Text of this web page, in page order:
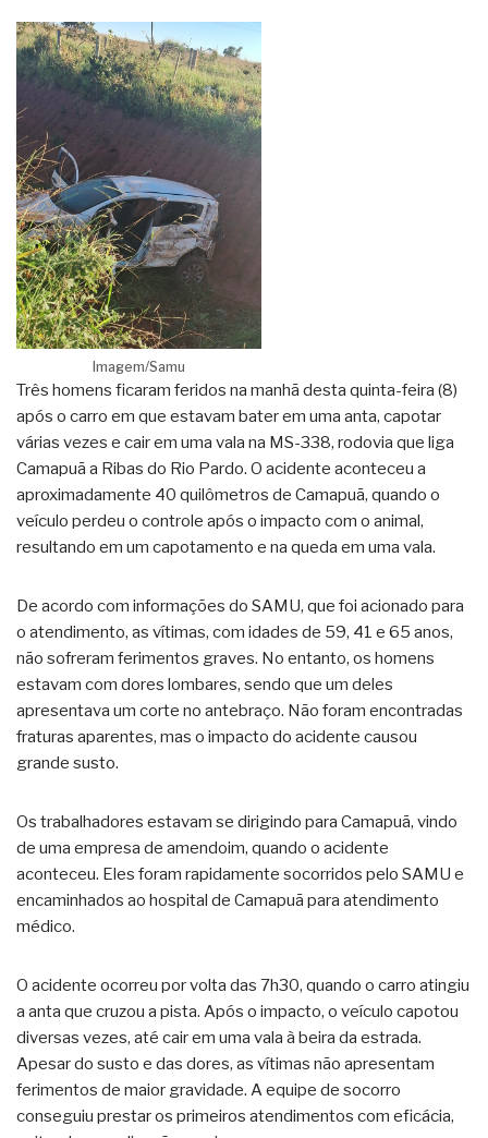
Imagem/Samu
Três homens ficaram feridos na manhã desta quinta-feira (8)
após o carro em que estavam bater em uma anta, capotar
várias vezes e cair em uma vala na MS-338, rodovia que liga
Camapuã a Ribas do Rio Pardo. O acidente aconteceu a
aproximadamente 40 quilômetros de Camapuã, quando o
veículo perdeu o controle após o impacto com o animal,
resultando em um capotamento e na queda em uma vala.
De acordo com informações do SAMU, que foi acionado para
o atendimento, as vítimas, com idades de 59, 41 e 65 anos,
não sofreram ferimentos graves. No entanto, os homens
estavam com dores lombares, sendo que um deles
apresentava um corte no antebraço. Não foram encontradas
fraturas aparentes, mas o impacto do acidente causou
grande susto.
Os trabalhadores estavam se dirigindo para Camapuã, vindo
de uma empresa de amendoim, quando o acidente
aconteceu. Eles foram rapidamente socorridos pelo SAMU e
encaminhados ao hospital de Camapuã para atendimento
médico.
O acidente ocorreu por volta das 7h30, quando o carro atingiu
a anta que cruzou a pista. Após o impacto, o veículo capotou
diversas vezes, até cair em uma vala à beira da estrada.
Apesar do susto e das dores, as vítimas não apresentam
ferimentos de maior gravidade. A equipe de socorro
conseguiu prestar os primeiros atendimentos com eficácia,